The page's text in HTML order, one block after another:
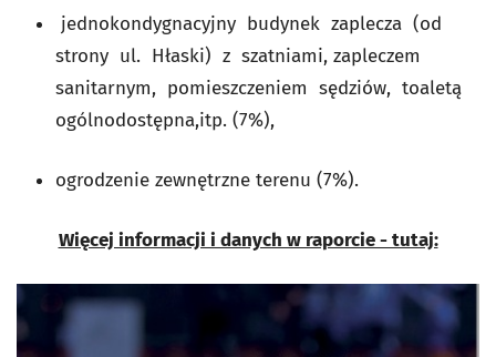
jednokondygnacyjny budynek zaplecza (od
strony ul. Hłaski) z szatniami, zapleczem
sanitarnym, pomieszczeniem sędziów, toaletą
ogólnodostępna,itp. (7%),
ogrodzenie zewnętrzne terenu (7%).
Więcej informacji i danych w raporcie - tutaj: